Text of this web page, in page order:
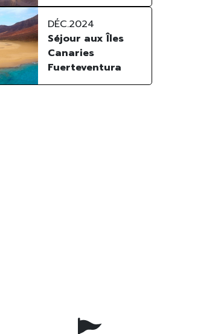
DÉC.2024
Séjour aux Îles
Canaries
Fuerteventura